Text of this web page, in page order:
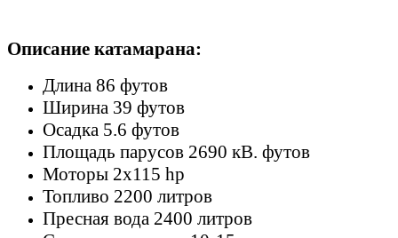
Описание катамарана:
Длина 86 футов
Ширина 39 футов
Осадка 5.6 футов
Площадь парусов 2690 кВ. футов
Моторы 2х115 hp
Топливо 2200 литров
Пресная вода 2400 литров